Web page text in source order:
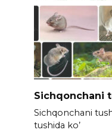
Sichqonchani
Sichqonchani
tushida ko’